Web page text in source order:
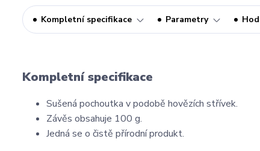
Kompletní specifikace Parametry
Kompletní specifikace
Sušená pochoutka v podobě hovězích střívek.
Závěs obsahuje 100 g.
Jedná se o čistě přírodní produkt.